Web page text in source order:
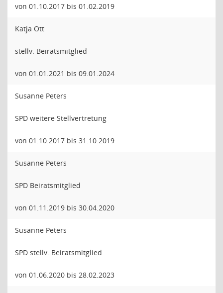
von 01.10.2017 bis 01.02.2019
Katja Ott
stellv. Beiratsmitglied
von 01.01.2021 bis 09.01.2024
Susanne Peters
SPD weitere Stellvertretung
von 01.10.2017 bis 31.10.2019
Susanne Peters
SPD Beiratsmitglied
von 01.11.2019 bis 30.04.2020
Susanne Peters
SPD stellv. Beiratsmitglied
von 01.06.2020 bis 28.02.2023